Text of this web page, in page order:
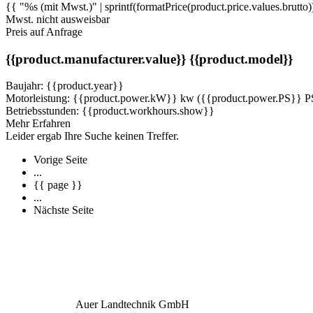
{{ "%s (mit Mwst.)" |
Mwst. nicht ausweisbar
Preis auf Anfrage
{{product.manufacturer.value}} {{product.model}}
Baujahr: {{product.year}}
Motorleistung: {{product.power.kW}} kw ({{product.power.PS}}
Betriebsstunden: {{product.workhours.show}}
Mehr Erfahren
Leider ergab Ihre Suche keinen Treffer.
Vorige Seite
...
{{ page }}
...
Nächste Seite
Auer Landtechnik GmbH